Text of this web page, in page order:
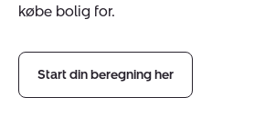
købe bolig for.
Start din beregning her